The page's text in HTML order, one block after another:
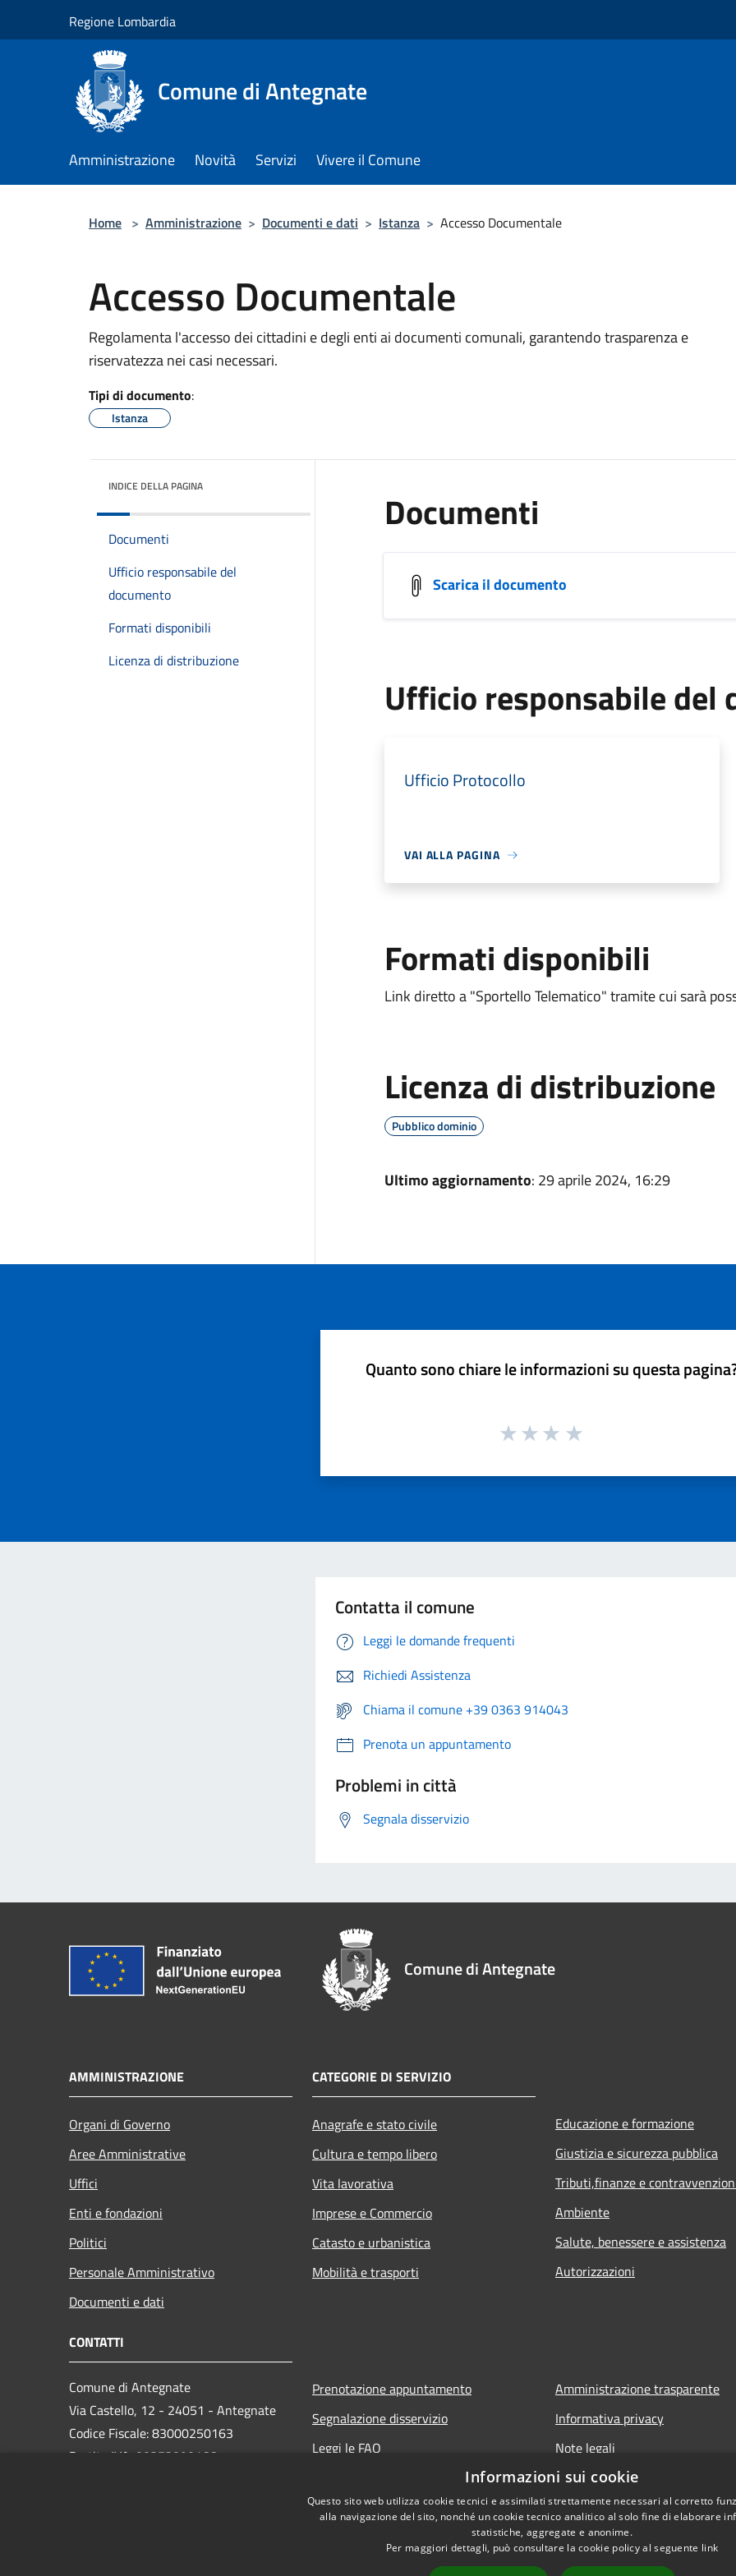
Regione Lombardia
Comune di Antegnate
Amministrazione Novità Servizi Vivere il Comune
Home > Amministrazione > Documenti e dati > Istanza > Accesso Documentale
Accesso Documentale
Regolamenta l'accesso dei cittadini e degli enti ai documenti comunali, garantendo trasparenza e
riservatezza nei casi necessari.
Tipi di documento:
Istanza
INDICE DELLA PAGINA
Documenti
Ufficio responsabile del
documento
Formati disponibili
Licenza di distribuzione
Documenti
Scarica il documento
Ufficio responsabile del
Ufficio Protocollo
VAI ALLA PAGINA
Formati disponibili
Link diretto a "Sportello Telematico" tramite cui sarà
Licenza di distribuzione
Pubblico dominio
Ultimo aggiornamento: 29 aprile 2024, 16:29
Quanto sono chiare le informazioni su questa
Contatta il comune
Leggi le domande frequenti
Richiedi Assistenza
Chiama il comune +39 0363 914043
Prenota un appuntamento
Problemi in città
Segnala disservizio
Comune di Antegnate
AMMINISTRAZIONE
Organi di Governo
Aree Amministrative
Uffici
Enti e fondazioni
Politici
Personale Amministrativo
Documenti e dati
CATEGORIE DI SERVIZIO
Anagrafe e stato civile
Cultura e tempo libero
Vita lavorativa
Imprese e Commercio
Catasto e urbanistica
Mobilità e trasporti
Educazione e formazione
Giustizia e sicurezza pubblica
Tributi,finanze e
Ambiente
Salute, benessere e assistenza
Autorizzazioni
CONTATTI
Comune di Antegnate
Via Castello, 12 - 24051 - Antegnate
Codice Fiscale: 83000250163
Partita IVA: 00373090166
Prenotazione appuntamento
Segnalazione disservizio
Leggi le FAQ
Amministrazione trasparente
Informativa privacy
Note legali
Dichiarazione di accessibilità
Informazioni sui cookie
Questo sito web utilizza cookie tecnici e assimilati strettamente necessari al corretto
alla navigazione del sito, nonché un cookie tecnico analitico al solo fine di elaborare
statistiche, aggregate e anonime.
Per maggiori dettagli, può consultare la cookie policy al seguente link